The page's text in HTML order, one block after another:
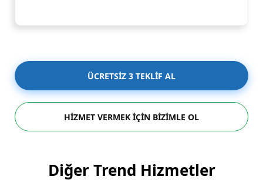
ÜCRETSİZ 3 TEKLİF AL
HİZMET VERMEK İÇİN BİZİMLE OL
Diğer Trend Hizmetler